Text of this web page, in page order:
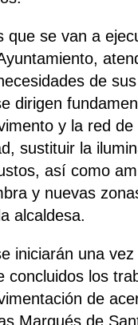
que se van a
de
dirigen
y la red
sustituir la
así como
y nuevas
alcaldesa.
iniciarán una
concluidos los
de
Marqués de